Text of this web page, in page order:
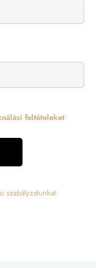
feltételeket
szabályzatunkat.